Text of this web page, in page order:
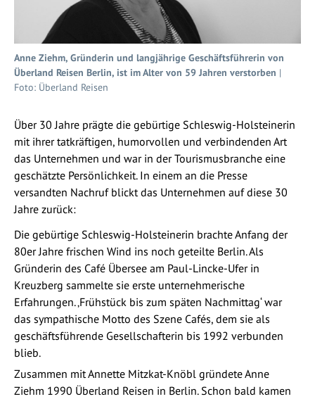
Anne Ziehm, Gründerin und langjährige Geschäftsführerin von
Überland Reisen Berlin, ist im Alter von 59 Jahren verstorben |
Foto: Überland Reisen
Über 30 Jahre prägte die gebürtige Schleswig-Holsteinerin
mit ihrer tatkräftigen, humorvollen und verbindenden Art
das Unternehmen und war in der Tourismusbranche eine
geschätzte Persönlichkeit. In einem an die Presse
versandten Nachruf blickt das Unternehmen auf diese 30
Jahre zurück:
Die gebürtige Schleswig-Holsteinerin brachte Anfang der
80er Jahre frischen Wind ins noch geteilte Berlin. Als
Gründerin des Café Übersee am Paul-Lincke-Ufer in
Kreuzberg sammelte sie erste unternehmerische
Erfahrungen. ‚Frühstück bis zum späten Nachmittag‘ war
das sympathische Motto des Szene Cafés, dem sie als
geschäftsführende Gesellschafterin bis 1992 verbunden
blieb.
Zusammen mit Annette Mitzkat-Knöbl gründete Anne
Ziehm 1990 Überland Reisen in Berlin. Schon bald kamen